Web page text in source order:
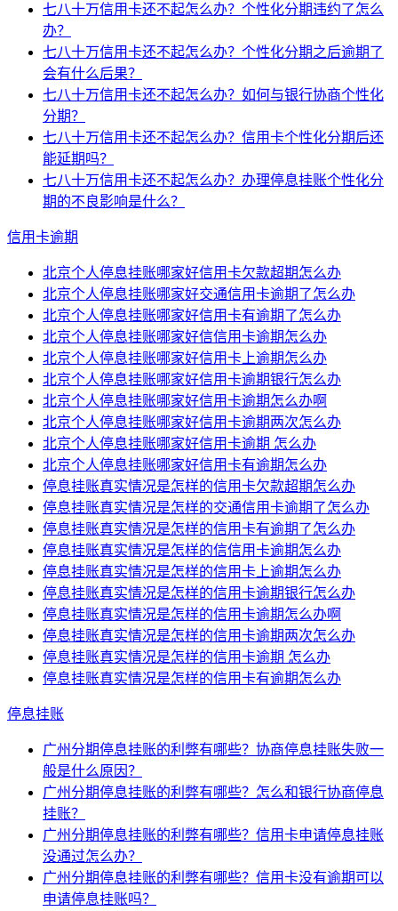
七八十万信用卡还不起怎么办？个性化分期违约了怎么
办？
七八十万信用卡还不起怎么办？个性化分期之后逾期了
会有什么后果？
七八十万信用卡还不起怎么办？如何与银行协商个性化
分期？
七八十万信用卡还不起怎么办？信用卡个性化分期后还
能延期吗？
七八十万信用卡还不起怎么办？办理停息挂账个性化分
期的不良影响是什么？
信用卡逾期
北京个人停息挂账哪家好信用卡欠款超期怎么办
北京个人停息挂账哪家好交通信用卡逾期了怎么办
北京个人停息挂账哪家好信用卡有逾期了怎么办
北京个人停息挂账哪家好信信用卡逾期怎么办
北京个人停息挂账哪家好信用卡上逾期怎么办
北京个人停息挂账哪家好信用卡逾期银行怎么办
北京个人停息挂账哪家好信用卡逾期怎么办啊
北京个人停息挂账哪家好信用卡逾期两次怎么办
北京个人停息挂账哪家好信用卡逾期 怎么办
北京个人停息挂账哪家好信用卡有逾期怎么办
停息挂账真实情况是怎样的信用卡欠款超期怎么办
停息挂账真实情况是怎样的交通信用卡逾期了怎么办
停息挂账真实情况是怎样的信用卡有逾期了怎么办
停息挂账真实情况是怎样的信信用卡逾期怎么办
停息挂账真实情况是怎样的信用卡上逾期怎么办
停息挂账真实情况是怎样的信用卡逾期银行怎么办
停息挂账真实情况是怎样的信用卡逾期怎么办啊
停息挂账真实情况是怎样的信用卡逾期两次怎么办
停息挂账真实情况是怎样的信用卡逾期 怎么办
停息挂账真实情况是怎样的信用卡有逾期怎么办
停息挂账
广州分期停息挂账的利弊有哪些？协商停息挂账失败一
般是什么原因？
广州分期停息挂账的利弊有哪些？怎么和银行协商停息
挂账？
广州分期停息挂账的利弊有哪些？信用卡申请停息挂账
没通过怎么办？
广州分期停息挂账的利弊有哪些？信用卡没有逾期可以
申请停息挂账吗？